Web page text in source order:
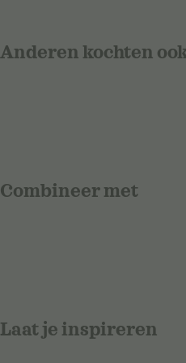
Anderen kochten
Combineer met
Laat je inspireren